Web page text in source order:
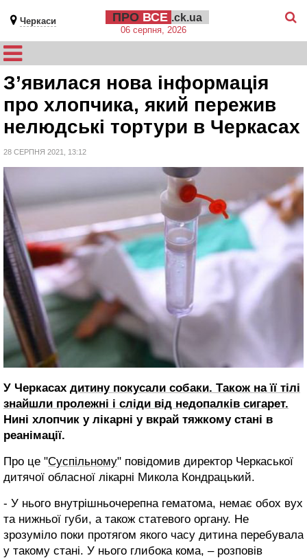
Черкаси ПРО ВСЕ .ck.ua
06 серпня, 2026
З’явилася нова інформація
про хлопчика, який пережив
нелюдські тортури в Черкасах
28 СЕРПНЯ 2021, 13:12
У Черкасах дитину покусали собаки. Також на її тілі
знайшли пролежні і сліди від недопалків сигарет.
Нині хлопчик у лікарні у вкрай тяжкому стані в
реанімації.
Про це "Суспільному" повідомив директор Черкаської
дитячої обласної лікарні Микола Кондрацький.
- У нього внутрішньочерепна гематома, немає обох вух
та нижньої губи, а також статевого органу. Не
зрозуміло поки протягом якого часу дитина перебувала
у такому стані. У нього глибока кома, – розповів